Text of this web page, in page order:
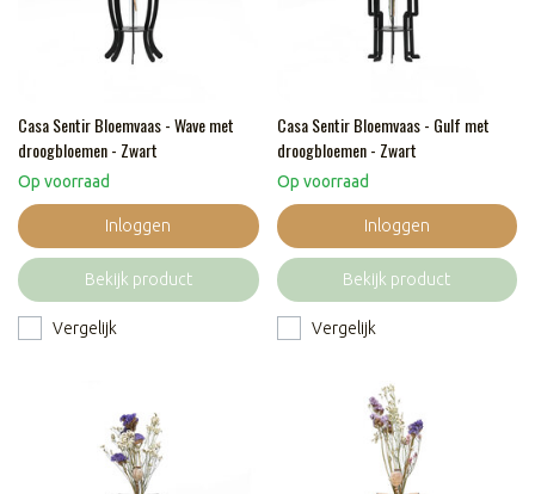
Casa Sentir Bloemvaas - Wave met
droogbloemen - Zwart
Op voorraad
Inloggen
Bekijk product
Vergelijk
Casa Sentir Bloemvaas - Gulf met
droogbloemen - Zwart
Op voorraad
Inloggen
Bekijk product
Vergelijk